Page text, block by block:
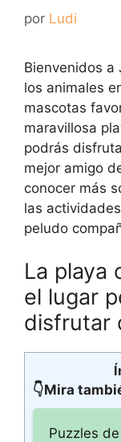
por Ludi
Bienvenidos a
los animales
mascotas
maravillosa
podrás
mejor amigo
conocer más
las
peludo
La playa
el lugar
disfrutar
👇Mira
Puzzles